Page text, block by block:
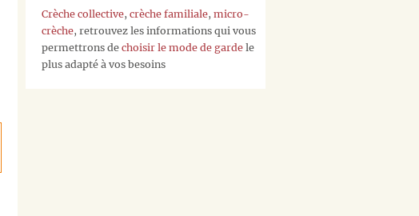
Crèche collective, crèche familiale, micro-
crèche, retrouvez les informations qui vous
permettrons de choisir le mode de garde le
plus adapté à vos besoins